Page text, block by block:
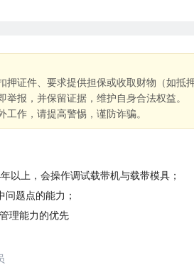
押证件、要求提供担保或收取财物（如
举报，并保留证据，维护自身合法权益。
工作，请提高警惕，谨防诈骗。
以上，会操作调试载带机与载带模具；
问题点的能力；
理能力的优先